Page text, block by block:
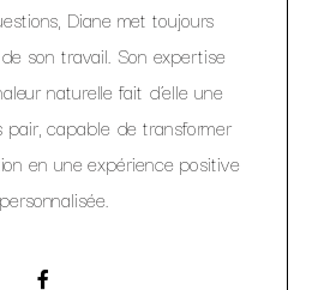
Diane met toujours
son travail. Son expertise
naturelle fait d’elle une
pair, capable de transformer
en une expérience positive